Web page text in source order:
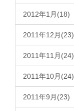
2012年1月(18)
2011年12月(23)
2011年11月(24)
2011年10月(24)
2011年9月(23)